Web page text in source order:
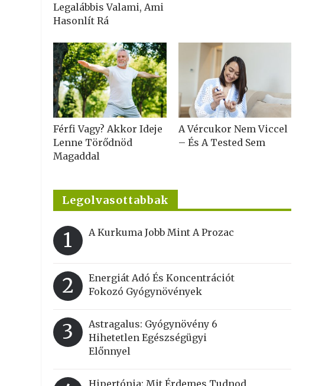
Legalábbis Valami, Ami
Hasonlít Rá
Férfi Vagy? Akkor Ideje
Lenne Törődnöd
Magaddal
A Vércukor Nem Viccel
– És A Tested Sem
Legolvasottabbak
1 A Kurkuma Jobb Mint A Prozac
2
Energiát Adó És Koncentrációt
Fokozó Gyógynövények
3
Astragalus: Gyógynövény 6
Hihetetlen Egészségügyi
Előnnyel